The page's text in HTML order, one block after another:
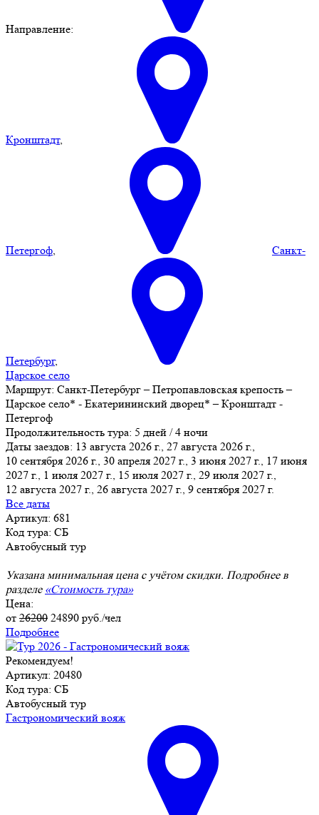
Направление:
Кронштадт,
Петергоф Санкт-
Петербург,
Царское село
Маршрут: Санкт-Петербург – Петропавловская крепость –
Царское село* - Екатерининский дворец* – Кронштадт -
Петергоф
Продолжительность тура: 5 дней / 4 ночи
Даты заездов: 13 августа 2026 г., 27 августа 2026 г.,
10 сентября 2026 г., 30 апреля 2027 г., 3 июня 2027 г., 17 июня
2027 г., 1 июля 2027 г.
, 15 июля 2027 г., 29 июля 2027 г.,
12 августа 2027 г., 26 августа 2027 г., 9 сентября 2027 г.
Все даты
Артикул: 681
Код тура: СБ
Автобусный тур
Указана минимальная цена с учётом скидки. Подробнее в
разделе «Стоимость тура»
Цена:
от 26200 24890 руб./чел
Подробнее
Рекомендуем!
Артикул: 20480
Код тура: СБ
Автобусный тур
Гастрономический вояж